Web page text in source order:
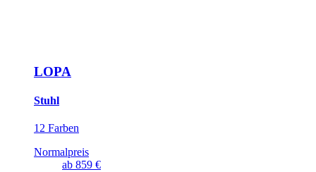
LOPA
Stuhl
12 Farben
Normalpreis
ab 859 €